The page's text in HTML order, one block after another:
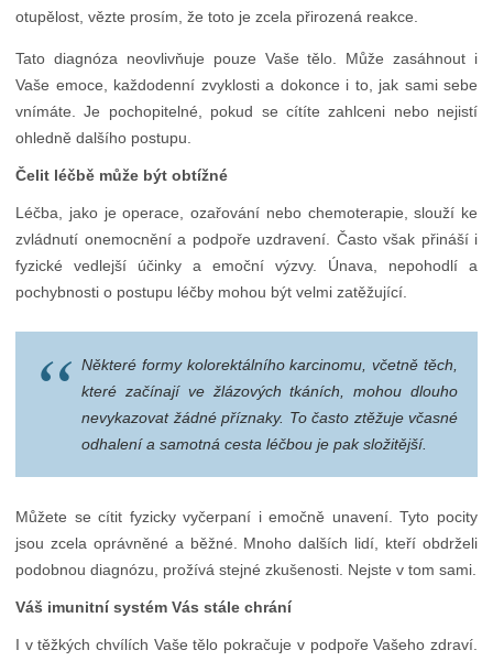
otupělost, vězte prosím, že toto je zcela přirozená reakce.
Tato diagnóza neovlivňuje pouze Vaše tělo. Může zasáhnout i
Vaše emoce, každodenní zvyklosti a dokonce i to, jak sami sebe
vnímáte. Je pochopitelné, pokud se cítíte zahlceni nebo nejistí
ohledně dalšího postupu.
Čelit léčbě může být obtížné
Léčba, jako je operace, ozařování nebo chemoterapie, slouží ke
zvládnutí onemocnění a podpoře uzdravení. Často však přináší i
fyzické vedlejší účinky a emoční výzvy. Únava, nepohodlí a
pochybnosti o postupu léčby mohou být velmi zatěžující.
Některé formy kolorektálního karcinomu, včetně těch,
které začínají ve žlázových tkáních, mohou dlouho
nevykazovat žádné příznaky. To často ztěžuje včasné
odhalení a samotná cesta léčbou je pak složitější.
Můžete se cítit fyzicky vyčerpaní i emočně unavení. Tyto pocity
jsou zcela oprávněné a běžné. Mnoho dalších lidí, kteří obdrželi
podobnou diagnózu, prožívá stejné zkušenosti. Nejste v tom sami.
Váš imunitní systém Vás stále chrání
I v těžkých chvílích Vaše tělo pokračuje v podpoře Vašeho zdraví.